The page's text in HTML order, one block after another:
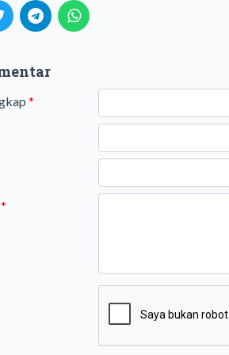
*
*